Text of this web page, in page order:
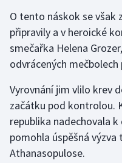
O tento náskok se však
připravily a v heroické
smečařka Helena
odvrácených
Vyrovnání jim vlilo krev
začátku pod kontrolou.
republika nadechovala
pomohla úspěšná výzva
Athanasopulose.